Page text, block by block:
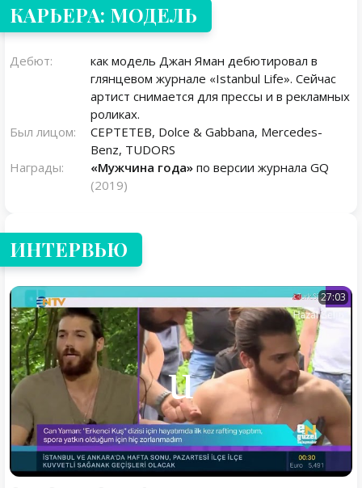
КАРЬЕРА: МОДЕЛЬ
Дебют:
как модель Джан Яман дебютировал в
глянцевом журнале «Istanbul Life». Сейчас
артист снимается для прессы и в рекламных
роликах.
Был лицом:
CEPTETEB, Dolce & Gabbana, Mercedes-
Benz, TUDORS
Награды:
«Мужчина года» по версии журнала GQ
(2019)
ИНТЕРВЬЮ
27:03